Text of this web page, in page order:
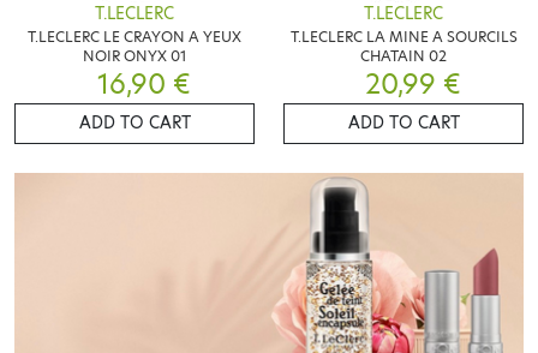
T.LECLERC
T.LECLERC LE CRAYON A YEUX
NOIR ONYX 01
16,90 €
ADD TO CART
T.LECLERC
T.LECLERC LA MINE A SOURCILS
CHATAIN 02
20,99 €
ADD TO CART